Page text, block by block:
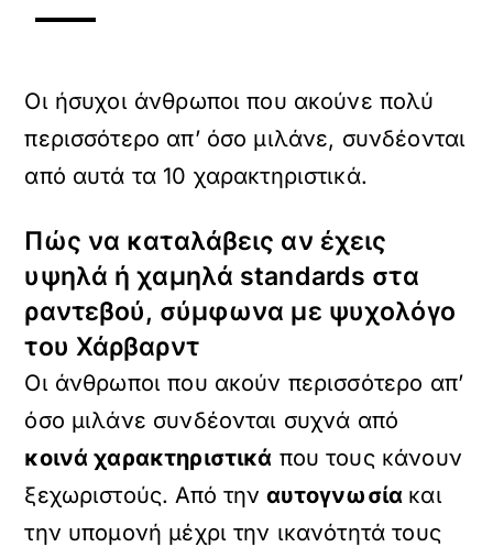
Οι ήσυχοι άνθρωποι που ακούνε πολύ
περισσότερο απ’ όσο μιλάνε, συνδέονται
από αυτά τα 10 χαρακτηριστικά.
Πώς να καταλάβεις αν έχεις
υψηλά ή χαμηλά standards στα
ραντεβού, σύμφωνα με ψυχολόγο
του Χάρβαρντ
Οι άνθρωποι που ακούν περισσότερο απ’
όσο μιλάνε συνδέονται συχνά από
κοινά χαρακτηριστικά που τους κάνουν
ξεχωριστούς. Από την αυτογνωσία και
την υπομονή μέχρι την ικανότητά τους